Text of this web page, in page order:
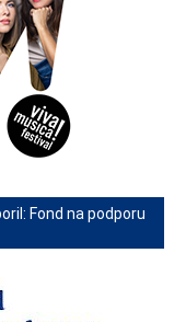
Fond na podporu